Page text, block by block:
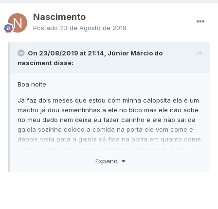
Nascimento
Postado 23 de Agosto de 2019
On 23/08/2019 at 21:14, Júnior Márcio do
nasciment disse:
Boa noite
Já faz dois meses que estou com minha calopsita ela é um
macho já dou sementinhas a ele no bico mas ele não sobe
no meu dedo nem deixa eu fazer carinho e ele não sai da
gaiola sozinho coloco a comida na porta ele vem come e
depois volta para a gaiola só fica na porta em quanto come
já peguei ele umas vezes mesmo sem ele querer ai ele
deixa eu fazer carinho mas se eu colocar ele no chão ele
Expand